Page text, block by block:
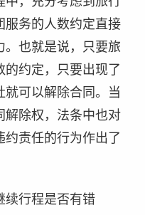
服务的人数约定直接
。也就是说，只要旅
约定，只要出现了
就可以解除合同。当
解除权，法条中也对
约责任的行为作出了
续行程是否有错